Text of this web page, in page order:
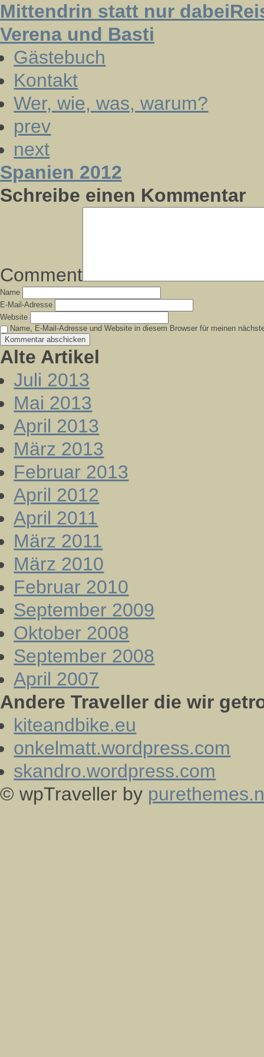
Mittendrin statt nur dabei
Verena und Basti
Gästebuch
Kontakt
Wer, wie, was, warum?
prev
next
Spanien 2012
Schreibe einen Kommentar
Comment
Name
E-Mail-Adresse
Website
Name, E-Mail-Adresse und Website in diesem Browser für meinen
Alte Artikel
Juli 2013
Mai 2013
April 2013
März 2013
Februar 2013
April 2012
April 2011
März 2011
März 2010
Februar 2010
September 2009
Oktober 2008
September 2008
April 2007
Andere Traveller die wir
kiteandbike.eu
onkelmatt.wordpress.com
skandro.wordpress.com
© wpTraveller by